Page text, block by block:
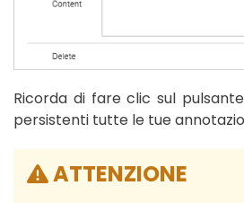
Ricorda di fare clic sul pulsante
persistenti tutte le tue
ATTENZIONE